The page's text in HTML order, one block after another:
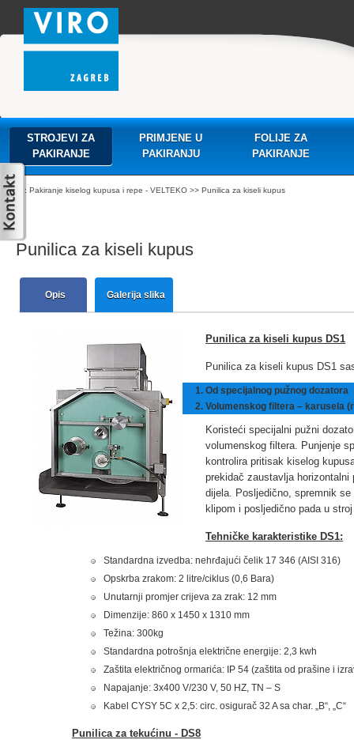
STROJEVI ZA
PAKIRANJE
PRIMJENE U
PAKIRANJU
FOLIJE ZA
PAKIRANJE
: Pakiranje kiselog kupusa i repe - VELTEKO >> Punilica za kiseli kupus
Punilica za kiseli kupus
Opis Galerija slika
Punilica za kiseli kupus DS1
Punilica za kiseli kupus DS1
Od specijalnog pužnog dozatora
Volumenskog filtera – karusela
Koristeći specijalni pužni
volumenskog filtera. Punjenje
kontrolira pritisak kiselog
prekidač zaustavlja
dijela. Posljedično, spremnik
klipom i posljedično pada u
Tehničke karakteristike DS1:
Standardna izvedba: nehrđajući čelik 17 346 (AISI 316)
Opskrba zrakom: 2 litre/ciklus (0,6 Bara)
Unutarnji promjer crijeva za zrak: 12 mm
Dimenzije: 860 x 1450 x 1310 mm
Težina: 300kg
Standardna potrošnja električne energije: 2,3 kwh
Zaštita električnog ormarića: IP 54 (zaštita od prašine i
Napajanje: 3x400 V/230 V, 50 HZ, TN – S
Kabel CYSY 5C x 2,5: circ. osigurač 32 A sa char. „B“, „C“
Punilica za tekućinu - DS8